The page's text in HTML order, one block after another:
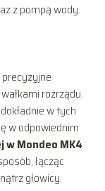
z pompą wody.
rozrządu.
w tych
w odpowiednim
w Mondeo MK4
łącząc
głowicy.